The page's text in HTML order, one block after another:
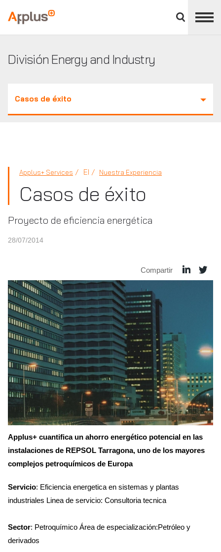
panel
Applus+
División Energy and Industry
Casos de éxito
Applus+ Services EI Nuestra Experiencia
Casos de éxito
Proyecto de eficiencia energética
28/07/2014
Compartir
Applus+ cuantifica un ahorro energético potencial en las
instalaciones de REPSOL Tarragona, uno de los mayores
complejos petroquímicos de Europa
Servicio: Eficiencia energetica en sistemas y plantas
industriales Linea de servicio: Consultoria tecnica
Sector: Petroquímico Área de especialización:Petróleo y
derivados